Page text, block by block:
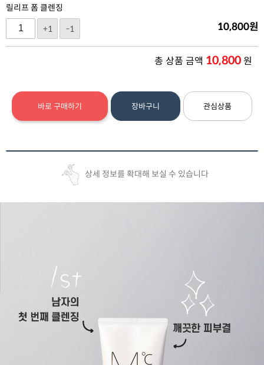
릴리프 폼 클렌징
+1
-1 10,800원
총 상품 금액 10,800원
바로 구매하기 장바구니 관심상품
상세 정보를 확대해 보실 수 있습니다